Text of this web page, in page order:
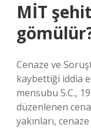
MİT
Cenaze ve
kaybettiği iddia
mensubu S.C.,
düzenlenen
yakınları,